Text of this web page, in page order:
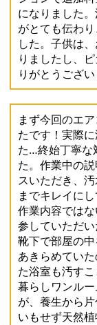
になりました
がとても伝わ
した。子供は
りましたし、
りがとうござ
まず今回のエ
たです！実際
た…終始丁寧な
た。作業中の
スいただき、
までキレイに
作業内容では
参していただ
靴下で部屋の
あきらめてい
た浴室も汚す
暮らしワンル
が、養生から
いもせず天然